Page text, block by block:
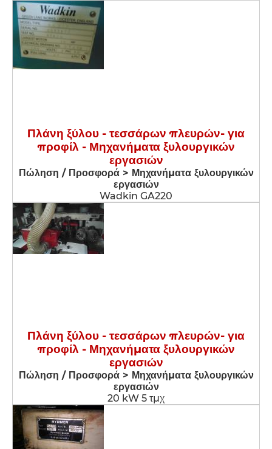
Πλάνη ξύλου - τεσσάρων πλευρών- για
προφίλ - Μηχανήματα ξυλουργικών
εργασιών
Πώληση / Προσφορά > Μηχανήματα ξυλουργικών
εργασιών
Wadkin GA220
Πλάνη ξύλου - τεσσάρων πλευρών- για
προφίλ - Μηχανήματα ξυλουργικών
εργασιών
Πώληση / Προσφορά > Μηχανήματα ξυλουργικών
εργασιών
20 kW 5 τμχ